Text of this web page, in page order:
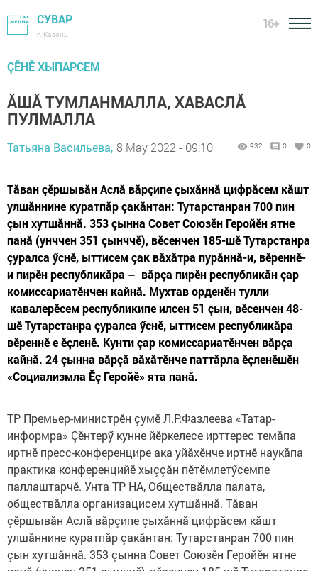
СУВАР
г. Казань
16+
ÇӖНӖ ХЫПАРСЕМ
ĂШĂ ТУМЛАНМАЛЛА, ХАВАСЛĂ
ПУЛМАЛЛА
Татьяна Васильева, 8 May 2022 - 09:10 932 0 0
Тăван çӗршывăн Аслă вăрçипе çыхăннă цифрăсем кăшт
улшăннине куратпăр çакăнтан: Тутарстанран 700 пин
çын хутшăннă. 353 çынна Совет Союзӗн Геройӗн ятне
панă (унччен 351 çынччӗ), вӗсенчен 185-шӗ Тутарстанра
çуралса ӳснӗ, ыттисем çак вăхăтра пурăннă-и, вӗреннӗ-
и пирӗн республикăра – вăрçа пирӗн республикăн çар
комиссариатӗнчен кайнă. Мухтав орденӗн тулли
кавалерӗсем республикипе илсен 51 çын, вӗсенчен 48-
шӗ Тутарстанра çуралса ӳснӗ, ыттисем республикăра
вӗреннӗ е ӗçленӗ. Кунти çар комиссариатӗнчен вăрçа
кайнă. 24 çынна вăрçă вăхăтӗнче паттăрла ӗçленӗшӗн
«Социализмла Ӗç Геройӗ» ята панă.
ТР Премьер-министрӗн çумӗ Л.Р.Фазлеева «Татар-
информра» Çӗнтерӳ кунне йӗркелесе ирттерес темăпа
иртнӗ пресс-конференцире ака уйăхӗнче иртнӗ наукăпа
практика конференцийӗ хыççăн пӗтӗмлетӳсемпе
паллаштарчӗ. Унта ТР НА, Обществăлла палата,
обществăлла организацисем хутшăннă. Тăван
çӗршывăн Аслă вăрçипе çыхăннă цифрăсем кăшт
улшăннине куратпăр çакăнтан: Тутарстанран 700 пин
çын хутшăннă. 353 çынна Совет Союзӗн Геройӗн ятне